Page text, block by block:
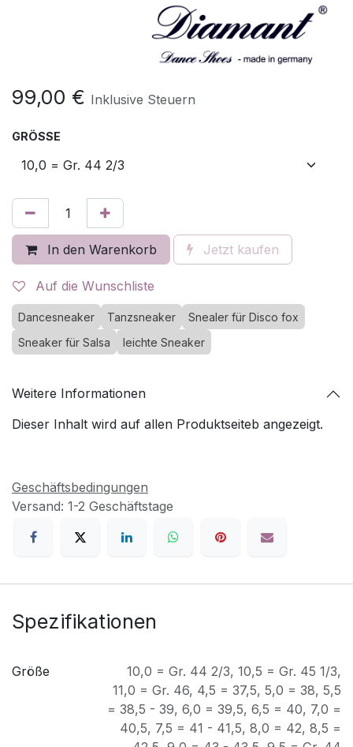
99,00 € Inklusive Steuern
GRÖSSE
In den Warenkorb Jetzt kaufen
Auf die Wunschliste
Dancesneaker Tanzsneaker
Snealer für Disco fox
Sneaker für Salsa
leichte Sneaker
Weitere Informationen
Dieser Inhalt wird auf allen Produktseiteb angezeigt.
Geschäftsbedingungen
Versand: 1-2 Geschäftstage
Spezifikationen
Größe 10,0 = Gr. 44 2/3, 10,5 = Gr. 45 1/3,
11,0 = Gr. 46, 4,5 = 37,5, 5,0 = 38, 5,5
= 38,5 - 39, 6,0 = 39,5, 6,5 = 40, 7,0 =
40,5, 7,5 = 41 - 41,5, 8,0 = 42, 8,5 =